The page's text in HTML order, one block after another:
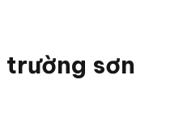
trường sơn